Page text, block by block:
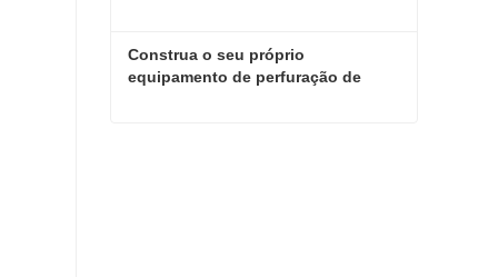
Construa o seu próprio
equipamento de perfuração de